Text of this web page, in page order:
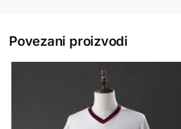
Povezani proizvodi